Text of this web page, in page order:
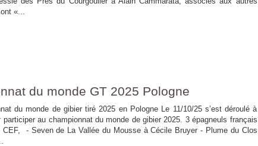
«...
du monde GT 2025 Pologne
de gibier tiré 2025 en Pologne Le 11/10/25 s’est déroulé à
au championnat du monde de gibier 2025. 3 épagneuls français
- Seven de La Vallée du Mousse à Cécile Bruyer - Plume du Clos